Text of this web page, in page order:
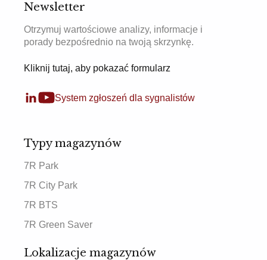
Newsletter
Otrzymuj wartościowe analizy, informacje i
porady bezpośrednio na twoją skrzynkę.
Kliknij tutaj, aby pokazać formularz
System zgłoszeń dla sygnalistów
Typy magazynów
7R Park
7R City Park
7R BTS
7R Green Saver
Lokalizacje magazynów